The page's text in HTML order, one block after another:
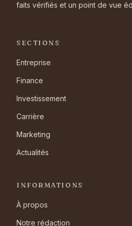
faits vérifiés et un point de vue
SECTIONS
Entreprise
Finance
Investissement
Carrière
Marketing
Actualités
INFORMATIONS
À propos
Notre rédaction